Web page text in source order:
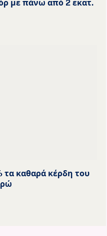
με πάνω από 2 εκατ.
καθαρά κέρδη του